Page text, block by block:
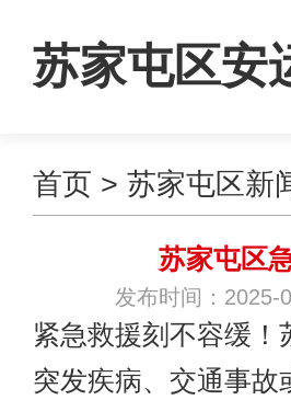
苏家屯区安
租
首页 > 苏家屯区新
苏家屯区
发布时间：
紧急救援刻不容缓
突发疾病、交通事故